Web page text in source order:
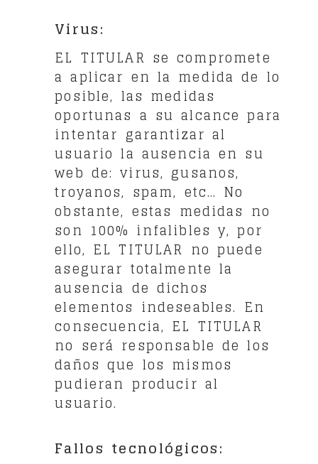
Virus:
EL TITULAR se compromete
a aplicar en la medida de lo
posible, las medidas
oportunas a su alcance para
intentar garantizar al
usuario la ausencia en su
web de: virus, gusanos,
troyanos, spam, etc… No
obstante, estas medidas no
son 100% infalibles y, por
ello, EL TITULAR no puede
asegurar totalmente la
ausencia de dichos
elementos indeseables. En
consecuencia, EL TITULAR
no será responsable de los
daños que los mismos
pudieran producir al
usuario.
Fallos tecnológicos: